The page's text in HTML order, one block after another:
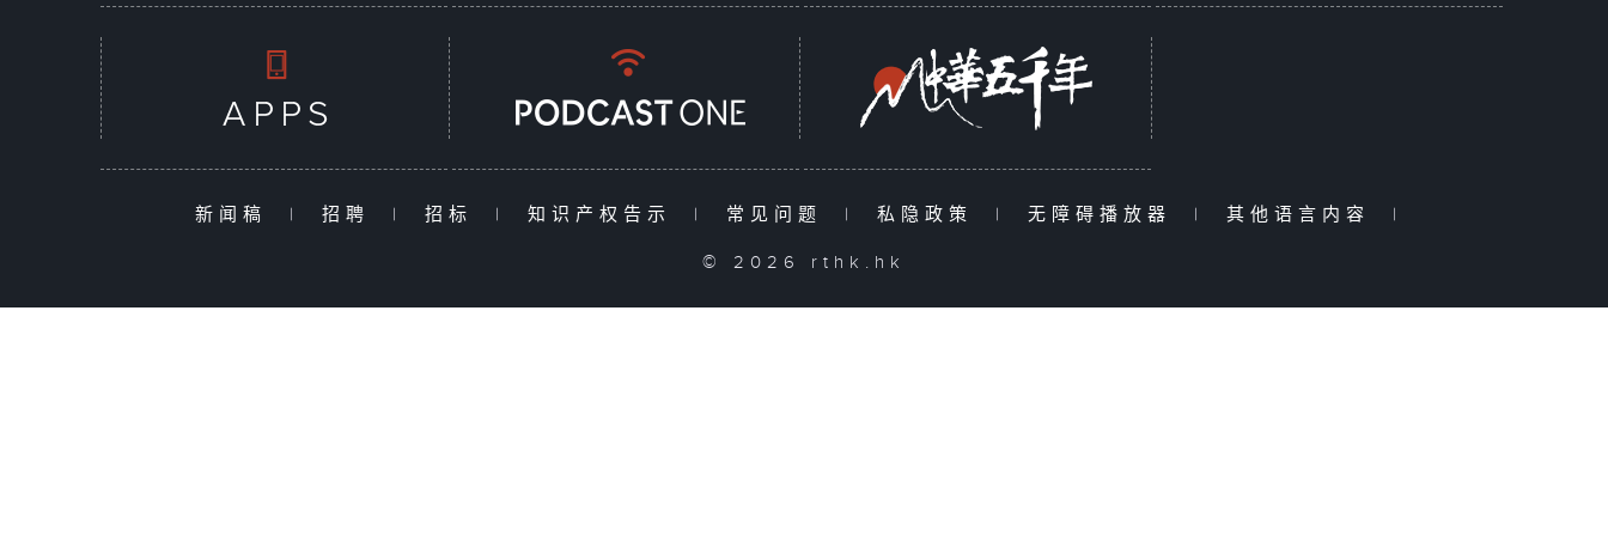
新闻稿 | 招聘 | 招标 | 知识产权告示 | 常见问题 | 私隐政策 | 无障碍播放器 | 其他语言内容 |
© 2026 rthk.hk